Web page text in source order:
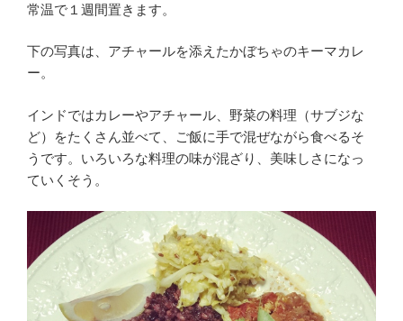
常温で１週間置きます。
下の写真は、アチャールを添えたかぼちゃのキーマカレ
ー。
インドではカレーやアチャール、野菜の料理（サブジな
ど）をたくさん並べて、ご飯に手で混ぜながら食べるそ
うです。いろいろな料理の味が混ざり、美味しさになっ
ていくそう。